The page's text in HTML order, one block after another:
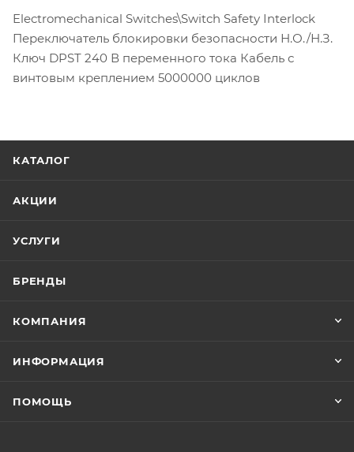
Electromechanical Switches\Switch Safety Interlock
Переключатель блокировки безопасности Н.О./Н.З.
Ключ DPST 240 В переменного тока Кабель с
винтовым креплением 5000000 циклов
КАТАЛОГ
АКЦИИ
УСЛУГИ
БРЕНДЫ
КОМПАНИЯ
ИНФОРМАЦИЯ
ПОМОЩЬ